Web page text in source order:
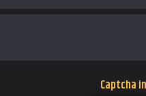
Captcha